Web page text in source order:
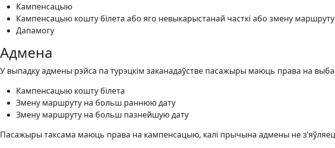
Кампенсацыю
Кампенсацыю кошту білета або яго невыкарыстанай часткі або змену
Дапамогу
Адмена
У выпадку адмены рэйса па турэцкім заканадаўстве пасажыры маюць права на
Кампенсацыю кошту білета
Змену маршруту на больш раннюю дату
Змену маршруту на больш пазнейшую дату
Пасажыры таксама маюць права на кампенсацыю, калі прычына адмены не